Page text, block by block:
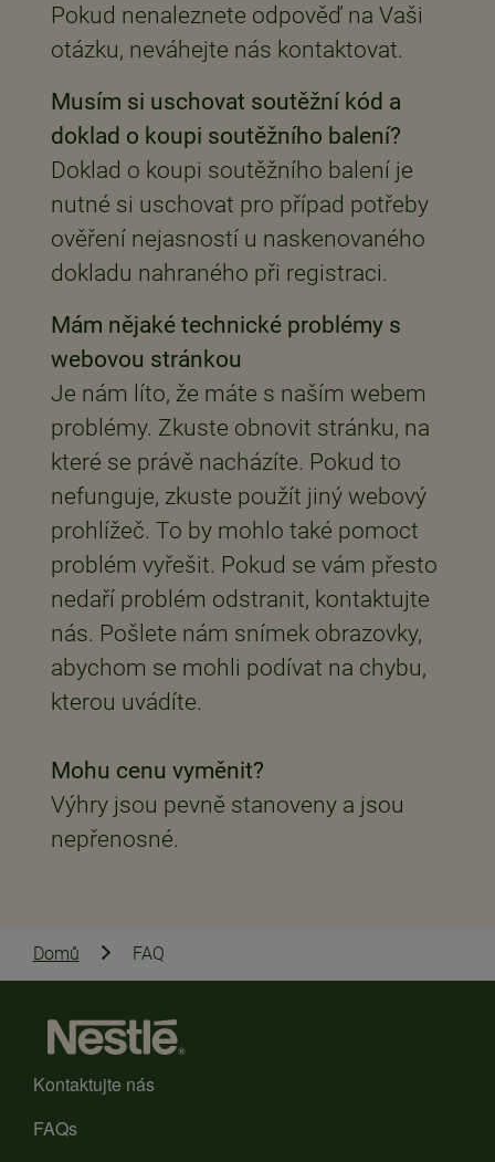
Pokud nenaleznete odpověď na Vaši
otázku, neváhejte nás kontaktovat.
Musím si uschovat soutěžní kód a
doklad o koupi soutěžního balení?
Doklad o koupi soutěžního balení je
nutné si uschovat pro případ potřeby
ověření nejasností u naskenovaného
dokladu nahraného při registraci.
Mám nějaké technické problémy s
webovou stránkou
Je nám líto, že máte s naším webem
problémy. Zkuste obnovit stránku, na
které se právě nacházíte. Pokud to
nefunguje, zkuste použít jiný webový
prohlížeč. To by mohlo také pomoct
problém vyřešit. Pokud se vám přesto
nedaří problém odstranit, kontaktujte
nás. Pošlete nám snímek obrazovky,
abychom se mohli podívat na chybu,
kterou uvádíte.
Mohu cenu vyměnit?
Výhry jsou pevně stanoveny a jsou
nepřenosné.
Domů FAQ
Kontaktujte nás
FAQs